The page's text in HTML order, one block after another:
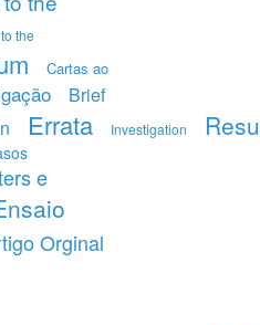
the
Cartas ao
Brief
Errata Investigation
e
Orginal